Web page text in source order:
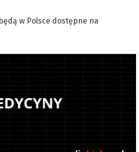
w Polsce dostępne na